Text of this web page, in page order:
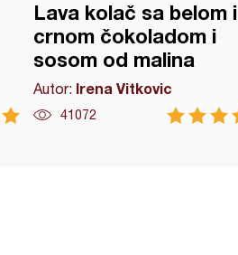
Lava kolač sa belom i
crnom čokoladom i
sosom od malina
Autor: Irena Vitkovic
41072